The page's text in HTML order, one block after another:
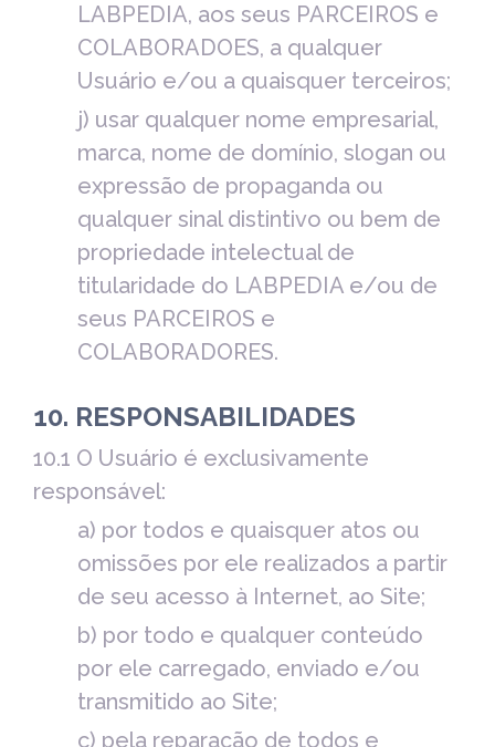
LABPEDIA, aos seus PARCEIROS e
COLABORADOES, a qualquer
Usuário e/ou a quaisquer terceiros;
j) usar qualquer nome empresarial,
marca, nome de domínio, slogan ou
expressão de propaganda ou
qualquer sinal distintivo ou bem de
propriedade intelectual de
titularidade do LABPEDIA e/ou de
seus PARCEIROS e
COLABORADORES.
10. RESPONSABILIDADES
10.1 O Usuário é exclusivamente
responsável:
a) por todos e quaisquer atos ou
omissões por ele realizados a partir
de seu acesso à Internet, ao Site;
b) por todo e qualquer conteúdo
por ele carregado, enviado e/ou
transmitido ao Site;
c) pela reparação de todos e